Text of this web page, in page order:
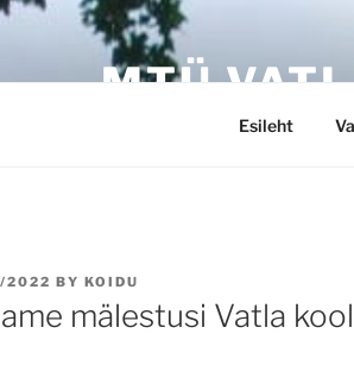
MTÜ
Esileht
2022 BY KOIDU
mälestusi Vatla